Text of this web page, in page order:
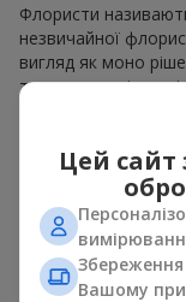
Флористи
незвичайної
вигляд як моно
також як варіант
виразність у будь-
мінімалістичному
виглядає ефектно
роботах, а її
елементом
оформлення і сорту
Зважайте на це
Цей сайт
Збереження
Вашому